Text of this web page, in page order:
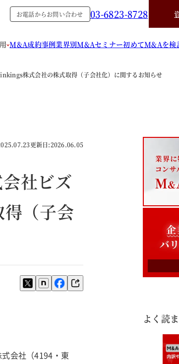
お電話からお問い合わせ 03-6823-8728
M&A成約事例業界別M&Aセミナー初めてM&Aを検
株式会社の株式取得（子会社化）に関するお知らせ
更新日:2026.06.05
社ビズ
（子会
会社（4194・東
よく読